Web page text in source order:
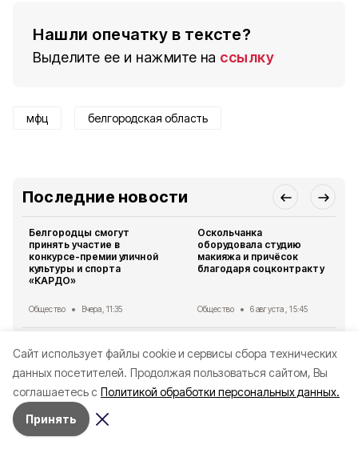
Cайт использует файлы cookie и сервисы сбора технических
данных посетителей. Продолжая пользоваться сайтом, Вы
соглашаетесь с Политикой обработки персональных данных.
Принять
Нашли опечатку в тексте?
Выделите ее и нажмите на ссылку
мфц белгородская область
Последние новости
Белгородцы смогут
принять участие в
конкурсе-премии уличной
культуры и спорта
«КАРДО»
Общество Вчера, 11:35
Оскольчанка
оборудовала студию
макияжа и причёсок
благодаря соцконтракту
Общество 6 августа , 15:45
Все новости
Читайте также